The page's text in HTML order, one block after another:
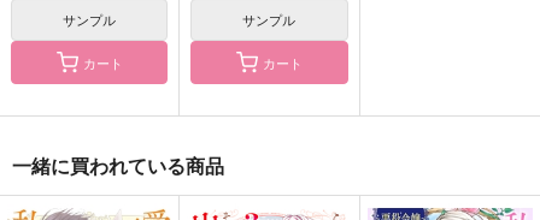
つ 後編-5
629円
クー・フーリン×エミヤ
1,100
クー・フーリン〔キャスター〕×藤丸立香（ぐだ男）
サンプル
カート
サンプル
カート
一緒に買われている商品